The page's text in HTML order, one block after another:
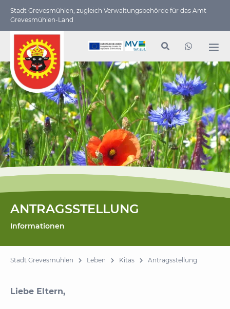
Stadt Grevesmühlen, zugleich Verwaltungs­behörde für das Amt
Grevesmühlen-Land
ANTRAGSSTELLUNG
Informationen
Stadt Grevesmühlen Leben Kitas Antragsstellung
Liebe Eltern,